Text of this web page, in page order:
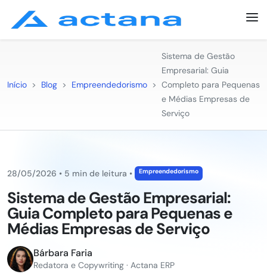
Início > Blog > Empreendedorismo >
Sistema de Gestão
Empresarial: Guia
Completo para Pequenas
e Médias Empresas de
Serviço
28/05/2026 • 5 min de leitura • Empreendedorismo
Sistema de Gestão Empresarial:
Guia Completo para Pequenas e
Médias Empresas de Serviço
Bárbara Faria
Redatora e Copywriting · Actana ERP